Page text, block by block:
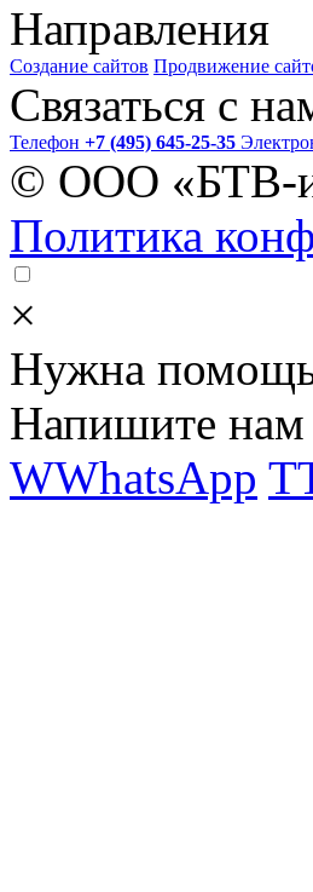
Направления
Создание сайтов Продвижение
Связаться с
Телефон +7 (495) 645-25-35
© ООО «БТВ-
Политика
×
Нужна
Напишите
WWhatsApp T